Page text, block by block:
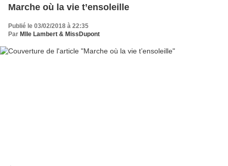
Marche où la vie t’ensoleille
Publié le 03/02/2018 à 22:35
Par Mlle Lambert & MissDupont